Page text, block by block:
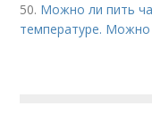
50. Можно ли пить
температуре.